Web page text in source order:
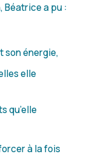
Béatrice a pu :
son énergie,
elle
qu’elle
à la fois